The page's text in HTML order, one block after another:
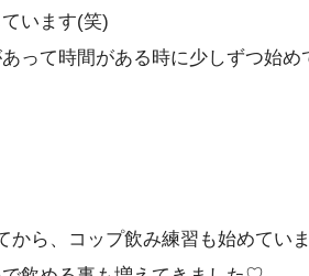
います(笑)
って時間がある時に少しずつ始め
から、コップ飲み練習も始めてい